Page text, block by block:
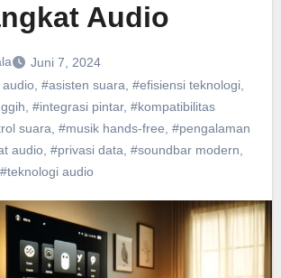
Audio
Juni 7, 2024
, #asisten suara #efisiensi teknologi,
#integrasi pintar, #kompatibilitas
suara #musik hands-free #pengalaman
audio, #privasi data #soundbar modern
#teknologi audio